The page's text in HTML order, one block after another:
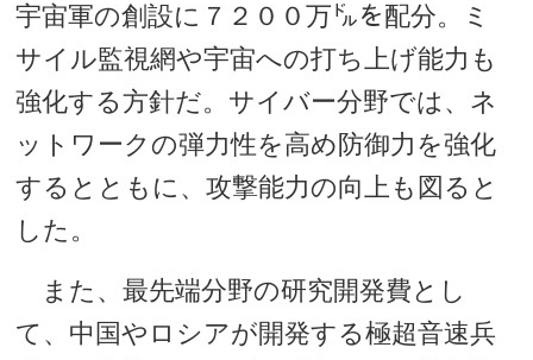
宇宙軍の創設に７２００万㌦を配分。ミ
サイル監視網や宇宙への打ち上げ能力も
強化する方針だ。サイバー分野では、ネ
ットワークの弾力性を高め防御力を強化
するとともに、攻撃能力の向上も図ると
した。
また、最先端分野の研究開発費とし
て、中国やロシアが開発する極超音速兵